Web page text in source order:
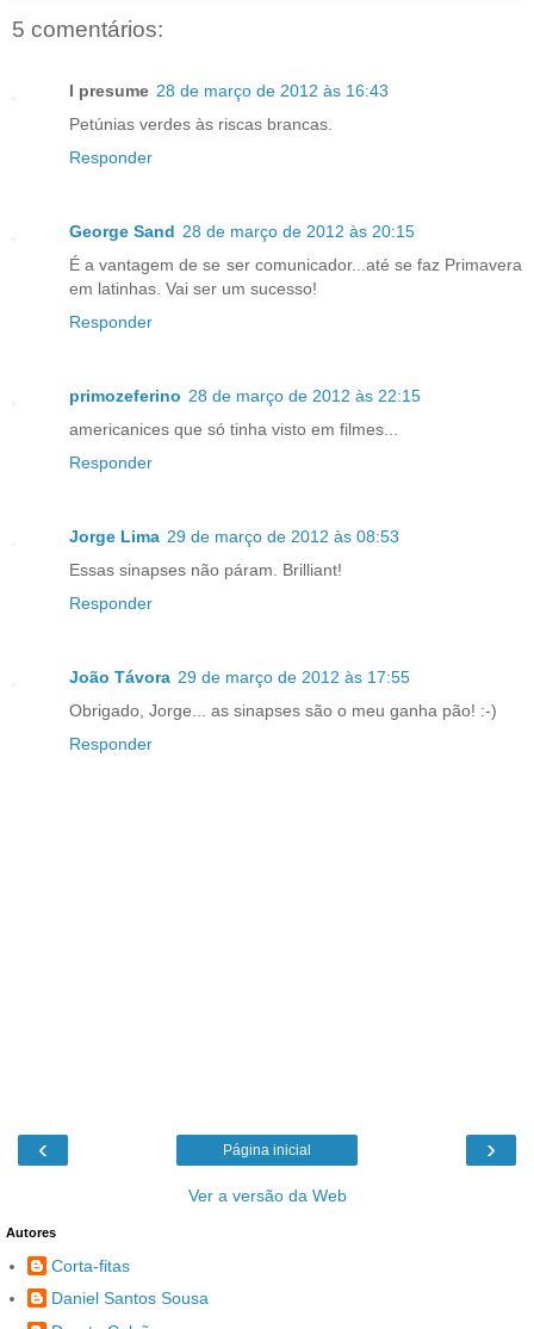
5 comentários:
I presume 28 de março de 2012 às 16:43
Petúnias verdes às riscas brancas.
Responder
George Sand 28 de março de 2012 às 20:15
É a vantagem de se ser comunicador...até se faz Primavera
em latinhas. Vai ser um sucesso!
Responder
primozeferino 28 de março de 2012 às 22:15
americanices que só tinha visto em filmes...
Responder
Jorge Lima 29 de março de 2012 às 08:53
Essas sinapses não páram. Brilliant!
Responder
João Távora 29 de março de 2012 às 17:55
Obrigado, Jorge... as sinapses são o meu ganha pão! :-)
Responder
‹ ›
Página inicial
Ver a versão da Web
Autores
Corta-fitas
Daniel Santos Sousa